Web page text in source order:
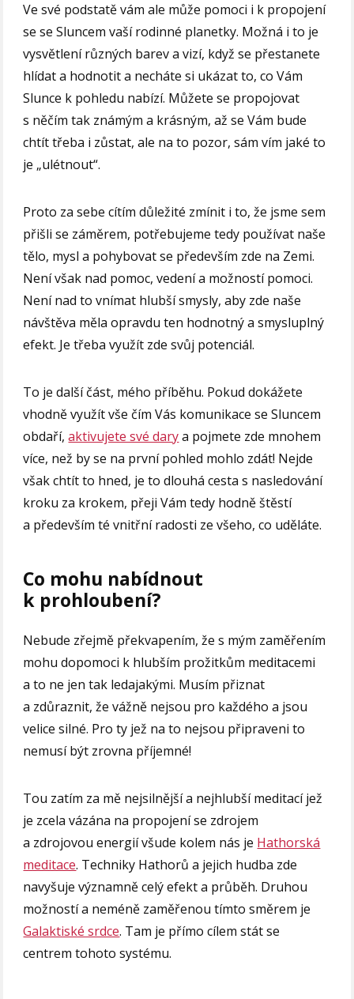
Ve své podstatě vám ale může pomoci i k propojení
se se Sluncem vaší rodinné planetky. Možná i to je
vysvětlení různých barev a vizí, když se přestanete
hlídat a hodnotit a necháte si ukázat to, co Vám
Slunce k pohledu nabízí. Můžete se propojovat
s něčím tak známým a krásným, až se Vám bude
chtít třeba i zůstat, ale na to pozor, sám vím jaké to
je „ulétnout“.
Proto za sebe cítím důležité zmínit i to, že jsme sem
přišli se záměrem, potřebujeme tedy používat naše
tělo, mysl a pohybovat se především zde na Zemi.
Není však nad pomoc, vedení a možností pomoci.
Není nad to vnímat hlubší smysly, aby zde naše
návštěva měla opravdu ten hodnotný a smysluplný
efekt. Je třeba využít zde svůj potenciál.
To je další část, mého příběhu. Pokud dokážete
vhodně využít vše čím Vás komunikace se Sluncem
obdaří,aktivujete své darya pojmete zde mnohem
více, než by se na první pohled mohlo zdát! Nejde
však chtít to hned, je to dlouhá cesta s nasledování
kroku za krokem, přeji Vám tedy hodně štěstí
a především té vnitřní radosti ze všeho, co uděláte.
Co mohu nabídnout
k prohloubení?
Nebude zřejmě překvapením, že s mým zaměřením
mohu dopomoci k hlubším prožitkům meditacemi
a to ne jen tak ledajakými. Musím přiznat
a zdůraznit, že vážně nejsou pro každého a jsou
velice silné. Pro ty jež na to nejsou připraveni to
nemusí být zrovna příjemné!
Tou zatím za mě nejsilnější a nejhlubší meditací jež
je zcela vázána na propojení se zdrojem
a zdrojovou energií všude kolem nás je Hathorská
meditace. Techniky Hathorů a jejich hudba zde
navyšuje významně celý efekt a průběh. Druhou
možností a neméně zaměřenou tímto směrem je
Galaktiské srdce. Tam je přímo cílem stát se
centrem tohoto systému.